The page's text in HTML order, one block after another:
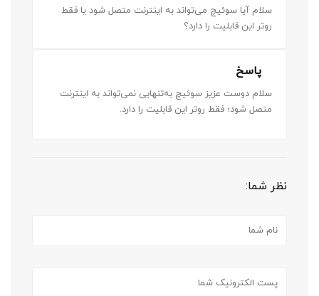
سلام آیا سوئیچ می‌تواند به اینترنت متصل شود یا فقط
روتر این قابلیت را دارد؟
پاسخ
سلام دوست عزیز سوئیچ به‌تنهایی نمی‌تواند به اینترنت
متصل شود؛ فقط روتر این قابلیت را دارد.
نظر شما: